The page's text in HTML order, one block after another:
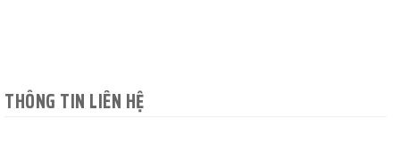
THÔNG TIN LIÊN HỆ